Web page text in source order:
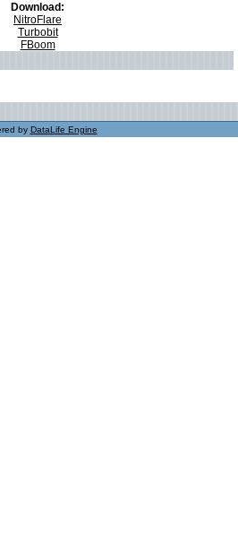
Download:
NitroFlare
Turbobit
FBoom
by DataLife Engine